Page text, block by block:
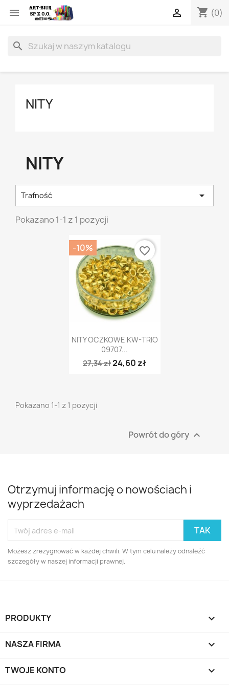
 shopping_cart (0)

search
NITY
NITY
Trafność 
Pokazano 1-1 z 1 pozycji
Szybki podgląd
NITY OCZKOWE KW-TRIO
09707...
27,34 zł24,60 zł
-10% favorite_border
Pokazano 1-1 z 1 pozycji
Powrót do góry 
Otrzymuj informację o nowościach i
wyprzedażach
Możesz zrezygnować w każdej chwili. W tym celu należy odnaleźć
szczegóły w naszej informacji prawnej.
PRODUKTY 
NASZA FIRMA 
TWOJE KONTO 